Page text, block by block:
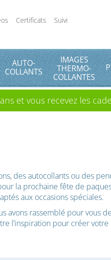
Certificats Suivi
AUTO-
COLLANTS
IMAGES
THERMO-
COLLANTES
et vous recevez les
des autocollants ou des
la prochaine fête de
aux occasions spéciales.
avons rassemblé pour vous
l’inspiration pour créer